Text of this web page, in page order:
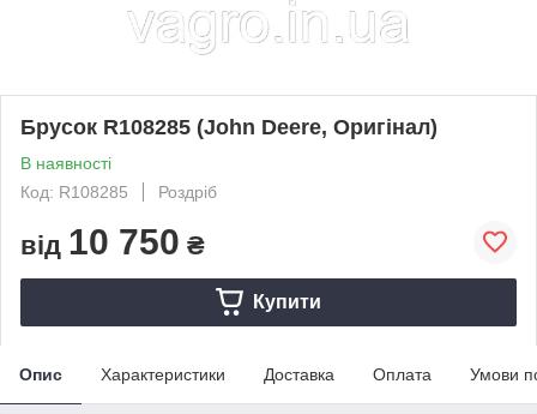
Брусок R108285 (John Deere, Оригінал)
В наявності
Код: R108285
Роздріб
від 10 750 ₴
Купити
Опис Характеристики Доставка Оплата Умови